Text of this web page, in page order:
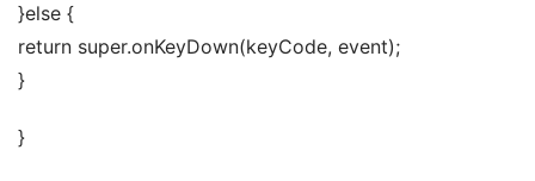
}else {
return super.onKeyDown(keyCode, event);
}
}